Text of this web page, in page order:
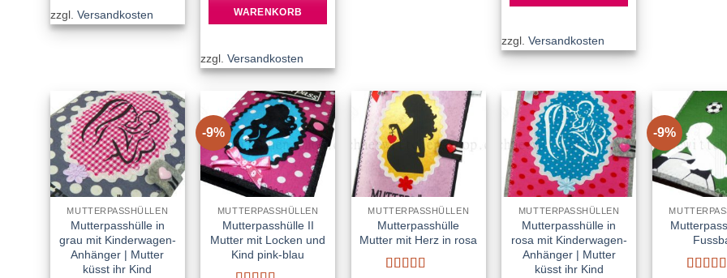
zzgl. Versandkosten WARENKORB
zzgl.Versandkosten
zzgl.Versandkosten
Add to
wishlist
MUTTERPASSHÜLLEN
Mutterpasshülle in
grau mit Kinderwagen-
Anhänger | Mutter
küsst ihr Kind
-9%
Add to
wishlist
MUTTERPASSHÜLLEN
Mutterpasshülle II
Mutter mit Locken und
Kind pink-blau
Add to
wishlist
MUTTERPASSHÜLLEN
Mutterpasshülle
Mutter mit Herz in rosa
Add to
wishlist
MUTTERPASSHÜLLEN
Mutterpasshülle in
rosa mit Kinderwagen-
Anhänger | Mutter
küsst ihr Kind
-9%